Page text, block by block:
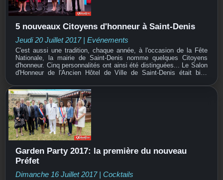
5 nouveaux Citoyens d'honneur à Saint-Denis
Jeudi 20 Juillet 2017| Evénements
C'est aussi une tradition, chaque année, à l'occasion de la Fête
Nationale, la mairie de Saint-Denis nomme quelques Citoyens
d'honneur. Cinq personnalités ont ainsi été distinguées... Le Salon
d'Honneur de l'Ancien Hôtel de Ville de Saint-Denis était bien
Garden Party 2017: la première du nouveau
Préfet
Dimanche 16 Juillet 2017| Cocktails